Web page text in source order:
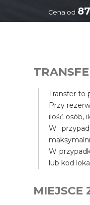
Cena od
Transfer to
Przy
ilość osób,
W
W
lub kod
MIEJSCE